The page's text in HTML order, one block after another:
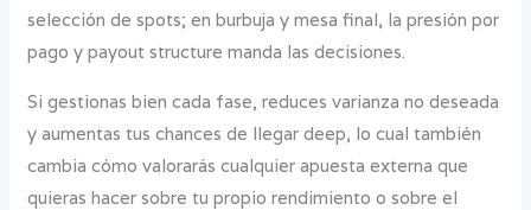
selección de spots; en burbuja y mesa final, la presión por
pago y payout structure manda las decisiones.
Si gestionas bien cada fase, reduces varianza no deseada
y aumentas tus chances de llegar deep, lo cual también
cambia cómo valorarás cualquier apuesta externa que
quieras hacer sobre tu propio rendimiento o sobre el